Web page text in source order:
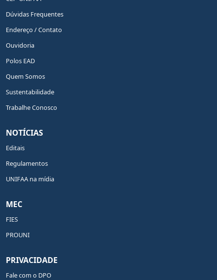
Dúvidas Frequentes
Endereço / Contato
Ouvidoria
Polos EAD
Quem Somos
Sustentabilidade
Trabalhe Conosco
NOTÍCIAS
Editais
Regulamentos
UNIFAA na mídia
MEC
FIES
PROUNI
PRIVACIDADE
Fale com o DPO